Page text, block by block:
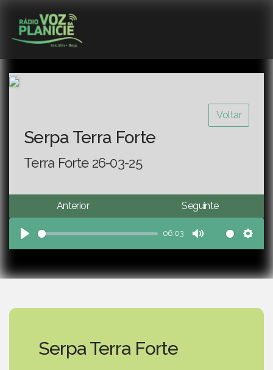
Voltar
Serpa Terra Forte
Terra Forte 26-03-25
Anterior Seguinte
Play
06:03
Mute
Serpa Terra Forte